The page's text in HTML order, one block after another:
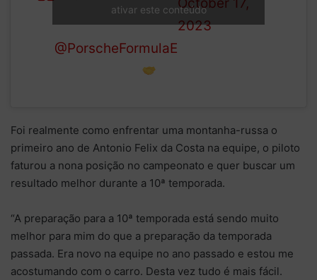
at
@PorscheFormulaE
2023
ativar este conteúdo
Foi realmente como enfrentar uma montanha-russa o
primeiro ano de Antonio Felix da Costa na equipe, o piloto
faturou a nona posição no campeonato e quer buscar um
resultado melhor durante a 10ª temporada.
“A preparação para a 10ª temporada está sendo muito
melhor para mim do que a preparação da temporada
passada. Era novo na equipe no ano passado e estou me
acostumando com o carro. Desta vez tudo é mais fácil.